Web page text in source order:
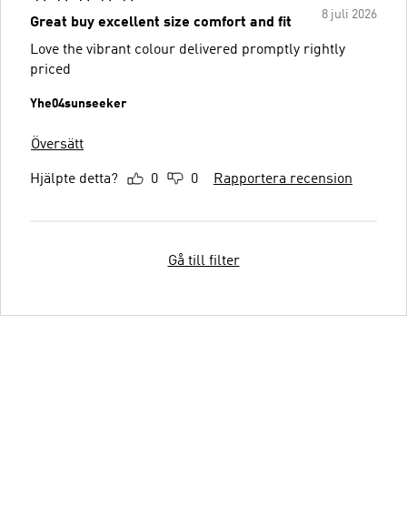
8 juli 2026
Great buy excellent size comfort and fit
Love the vibrant colour delivered promptly rightly
priced
Yhe04sunseeker
Översätt
Hjälpte detta? 0 0 Rapportera recension
Gå till filter